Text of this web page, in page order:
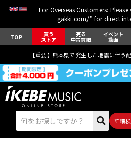
For Overseas Customers:
gakki.com/" for direct
TOP 買う
ストア
売る
中古買取
イベント
動画
【重要】熊本県で発生した地震に伴う
詳細